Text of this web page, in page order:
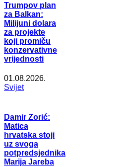
Trumpov plan
za Balkan:
Milijuni dolara
za projekte
koji promiču
konzervativne
vrijednosti
01.08.2026.
Svijet
Damir Zorić:
Matica
hrvatska stoji
uz svoga
potpredsjednika
Marija Jareba